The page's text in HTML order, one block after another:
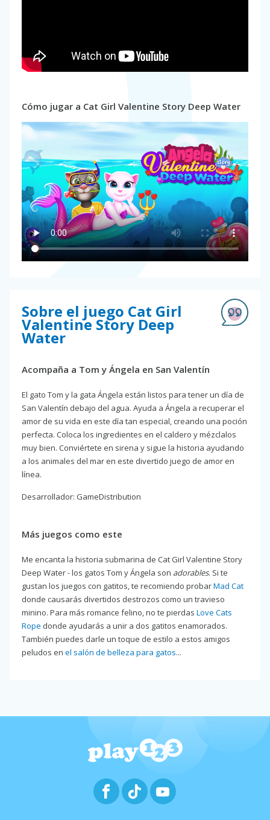
Cómo jugar a Cat Girl Valentine Story Deep Water
Sobre el juego Cat Girl
Valentine Story Deep
Water
Acompaña a Tom y Ángela en San Valentín
El gato Tom y la gata Ángela están listos para tener un día de
San Valentín debajo del agua. Ayuda a Ángela a recuperar el
amor de su vida en este día tan especial, creando una poción
perfecta. Coloca los ingredientes en el caldero y mézclalos
muy bien. Conviértete en sirena y sigue la historia ayudando
a los animales del mar en este divertido juego de amor en
línea.
Desarrollador: GameDistribution
Más juegos como este
Me encanta la historia submarina de Cat Girl Valentine Story
Deep Water - los gatos Tom y Ángela son adorables. Si te
gustan los juegos con gatitos, te recomiendo probarMad Cat
donde causarás divertidos destrozos como un travieso
minino. Para más romance felino, no te pierdas Love Cats
Rope donde ayudarás a unir a dos gatitos enamorados.
También puedes darle un toque de estilo a estos amigos
peludos en el salón de belleza para gatos...